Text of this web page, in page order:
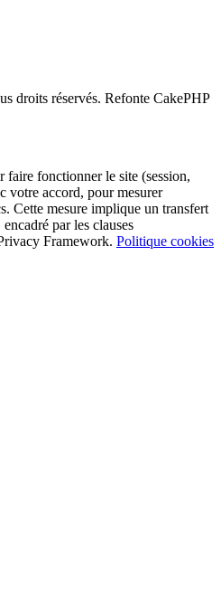
droits réservés. Refonte CakePHP
faire fonctionner le site (session,
votre accord, pour mesurer
Cette mesure implique un transfert
par les clauses
Framework. Politique cookies